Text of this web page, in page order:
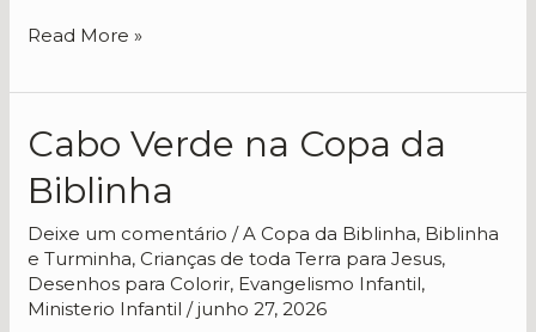
Read More »
Cabo Verde na Copa da
Biblinha
Deixe um comentário /A Copa da Biblinha, Biblinha
e Turminha, Crianças de toda Terra para Jesus,
Desenhos para Colorir, Evangelismo Infantil,
Ministerio Infantil /junho 27, 2026
Cabo
na
Copa
da
Biblinha